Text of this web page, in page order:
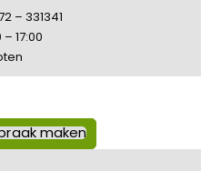
– 331341
17:00
maken